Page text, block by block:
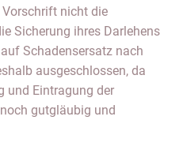
nicht die
Sicherung ihres Darlehens
Schadensersatz nach
ausgeschlossen, da
und Eintragung der
gutgläubig und